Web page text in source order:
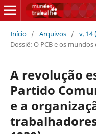
Início / Arquivos / v. 14
Dossiê: O PCB e os
A revolução
Partido
e a